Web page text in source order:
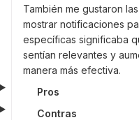
También me gustaron
mostrar notificaciones
específicas significaba
sentían relevantes y
manera más efectiva.
Pros
Contras